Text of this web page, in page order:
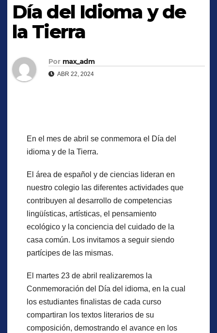
Día del Idioma y de
la Tierra
Por max_adm
ABR 22, 2024
En el mes de abril se conmemora el Día del
idioma y de la Tierra.
El área de español y de ciencias lideran en
nuestro colegio las diferentes actividades que
contribuyen al desarrollo de competencias
lingüísticas, artísticas, el pensamiento
ecológico y la conciencia del cuidado de la
casa común. Los invitamos a seguir siendo
partícipes de las mismas.
El martes 23 de abril realizaremos la
Conmemoración del Día del idioma, en la cual
los estudiantes finalistas de cada curso
compartiran los textos literarios de su
composición, demostrando el avance en los